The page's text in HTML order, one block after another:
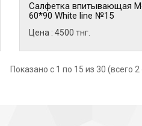
Салфетка впитывающая
60*90 White line №15
Цена : 4500 тнг.
Показано с 1 по 15 из 30 (всего